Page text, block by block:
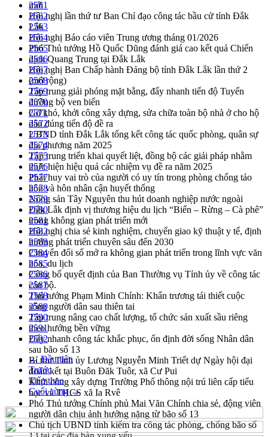
mới
Hội nghị lần thứ tư Ban Chỉ đạo công tác bầu cử tỉnh Đắk
Lắk
Hội nghị Báo cáo viên Trung ương tháng 01/2026
Phó Thủ tướng Hồ Quốc Dũng đánh giá cao kết quả Chiến
dịch Quang Trung tại Đắk Lắk
Hội nghị Ban Chấp hành Đảng bộ tỉnh Đắk Lắk lần thứ 2
(mở rộng)
Tập trung giải phóng mặt bằng, đẩy nhanh tiến độ Tuyến
đường bộ ven biển
Gỡ khó, khởi công xây dựng, sửa chữa toàn bộ nhà ở cho hộ
dân đúng tiến độ đề ra
UBND tỉnh Đắk Lắk tổng kết công tác quốc phòng, quân sự
địa phương năm 2025
Tập trung triển khai quyết liệt, đồng bộ các giải pháp nhằm
thực hiện hiệu quả các nhiệm vụ đề ra năm 2025
Phát huy vai trò của người có uy tín trong phòng chống tảo
hôn và hôn nhân cận huyết thống
Nông sản Tây Nguyên thu hút doanh nghiệp nước ngoài
Đắk Lắk định vị thương hiệu du lịch “Biển – Rừng – Cà phê”
trong không gian phát triển mới
Hội nghị chia sẻ kinh nghiệm, chuyển giao kỹ thuật y tế, định
hướng phát triển chuyên sâu đến 2030
Chuyển đổi số mở ra không gian phát triển trong lĩnh vực văn
hóa, du lịch
Công bố quyết định của Ban Thường vụ Tỉnh ủy về công tác
cán bộ.
Thủ tướng Phạm Minh Chính: Khẩn trương tái thiết cuộc
sống người dân sau thiên tai
Tập trung nâng cao chất lượng, tổ chức sản xuất sầu riêng
theo hướng bền vững
Đẩy nhanh công tác khắc phục, ổn định đời sống Nhân dân
sau bão số 13
Bí thư Tỉnh ủy Lương Nguyễn Minh Triết dự Ngày hội đại
đoàn kết tại Buôn Đăk Tuôr, xã Cư Pui
Khởi công xây dựng Trường Phổ thông nội trú liên cấp tiểu
học và THCS xã Ia Rvê
Phó Thủ tướng Chính phủ Mai Văn Chính chia sẻ, động viên
người dân chịu ảnh hưởng nặng từ bão số 13
Chủ tịch UBND tỉnh kiểm tra công tác phòng, chống bão số
2561
2562
2563
2564
2565
2566
2567
2568
2569
2570
2571
2572
2573
2574
2575
2576
2577
2578
2579
2580
2581
2582
2583
2584
2585
2586
2587
2588
2589
2590
2591
2592
← Đầu tiên
Trước
Tiếp theo
Cuối cùng →